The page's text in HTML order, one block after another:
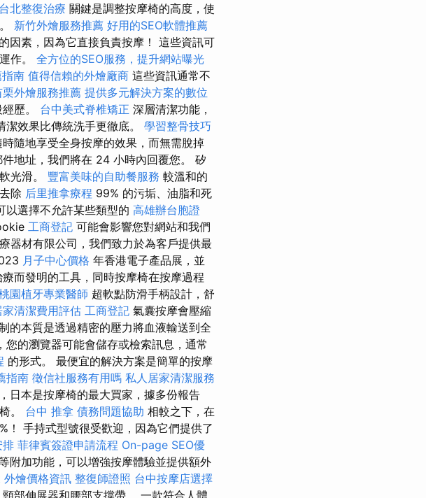
台北整復治療 關鍵是調整按摩椅的高度，使
新竹外燴服務推薦 好用的SEO軟體推薦
因素，因為它直接負責按摩！ 這些資訊可
作。 全方位的SEO服務，提升網站曝光
南 值得信賴的外燴廠商 這些資訊通常不
栗外燴服務推薦 提供多元解決方案的數位
歷。 台中美式脊椎矯正 深層清潔功能，
效果比傳統洗手更徹底。 學習整骨技巧
隨地享受全身按摩的效果，而無需脫掉
地址，我們將在 24 小時內回覆您。 矽
光滑。 豐富美味的自助餐服務 較溫和的
除 后里推拿療程 99% 的污垢、油脂和死
以選擇不允許某些類型的 高雄辦台胞證
工商登記 可能會影響您對網站和我們
器材有限公司，我們致力於為客戶提供最
月子中心價格 年香港電子產品展，並
而發明的工具，同時按摩椅在按摩過程
園植牙專業醫師 超軟點防滑手柄設計，舒
家清潔費用評估 工商登記 氣囊按摩會壓縮
的本質是透過精密的壓力將血液輸送到全
您的瀏覽器可能會儲存或檢索訊息，通常
的形式。 最便宜的解決方案是簡單的按摩
指南 徵信社服務有用嗎 私人居家清潔服務
日本是按摩椅的最大買家，據多份報告
。 台中 推拿 債務問題協助 相較之下，在
！ 手持式型號很受歡迎，因為它們提供了
排 菲律賓簽證申請流程 On-page SEO優
附加功能，可以增強按摩體驗並提供額外
燴價格資訊 整復師證照 台中按摩店選擇
部伸展器和腰部支撐帶。 一款符合人體